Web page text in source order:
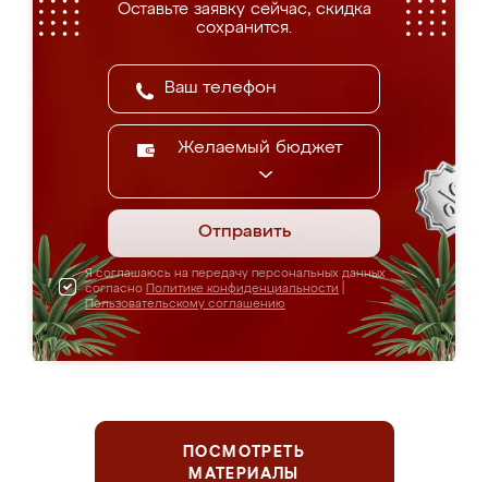
Оставьте заявку сейчас, скидка
сохранится.
Желаемый бюджет
Отправить
Я соглашаюсь на передачу персональных данных
согласно Политике конфиденциальности
Пользовательскому соглашению
ПОСМОТРЕТЬ
МАТЕРИАЛЫ